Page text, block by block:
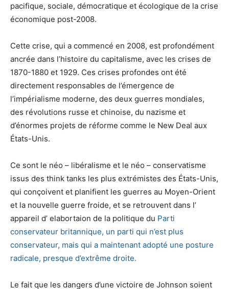
pacifique, sociale, démocratique et écologique de la crise
économique post-2008.
Cette crise, qui a commencé en 2008, est profondément
ancrée dans l’histoire du capitalisme, avec les crises de
1870-1880 et 1929. Ces crises profondes ont été
directement responsables de l’émergence de
l’impérialisme moderne, des deux guerres mondiales,
des révolutions russe et chinoise, du nazisme et
d’énormes projets de réforme comme le New Deal aux
États-Unis.
Ce sont le néo – libéralisme et le néo – conservatisme
issus des think tanks les plus extrémistes des États-Unis,
qui conçoivent et planifient les guerres au Moyen-Orient
et la nouvelle guerre froide, et se retrouvent dans l’
appareil d’ elabortaion de la politique du Parti
conservateur britannique, un parti qui n’est plus
conservateur, mais qui a maintenant adopté une posture
radicale, presque d’extrême droite.
Le fait que les dangers d’une victoire de Johnson soient